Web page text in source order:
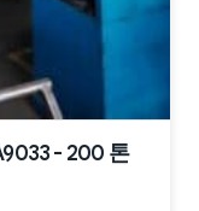
- 200 톤